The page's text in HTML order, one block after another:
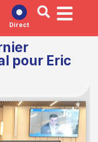
Direct
pour Eric